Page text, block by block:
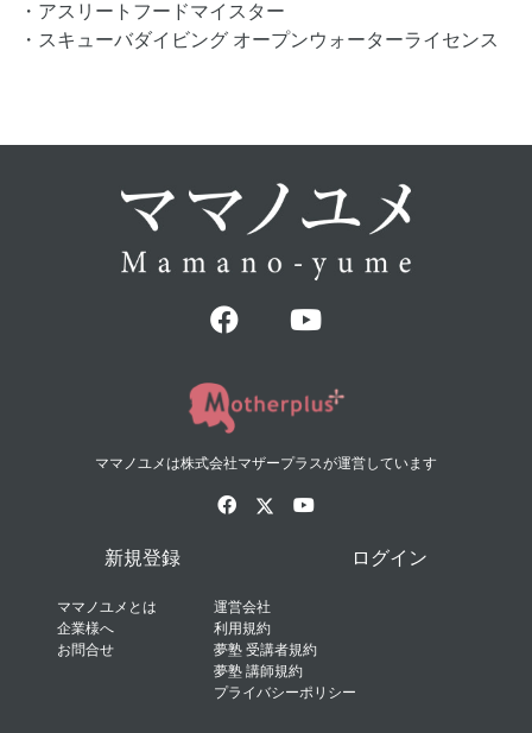
・アスリートフードマイスター
・スキューバダイビング オープンウォーターライセンス
ママノユメは株式会社マザープラスが運営しています
新規登録 ログイン
ママノユメとは
企業様へ
お問合せ
運営会社
利用規約
夢塾 受講者規約
夢塾 講師規約
プライバシーポリシー